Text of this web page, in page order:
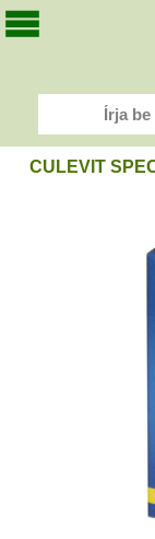
CULEVIT